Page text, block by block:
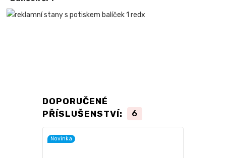
DOPORUČENÉ
PŘÍSLUŠENSTVÍ:
6
Novinka